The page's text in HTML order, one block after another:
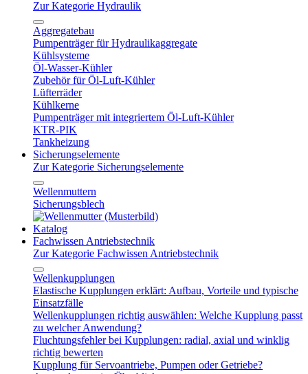
Zur Kategorie Hydraulik
Aggregatebau
Pumpenträger für Hydraulikaggregate
Kühlsysteme
Öl-Wasser-Kühler
Zubehör für Öl-Luft-Kühler
Lüfterräder
Kühlkerne
Pumpenträger mit integriertem Öl-Luft-Kühler
KTR-PIK
Tankheizung
Sicherungselemente
Zur Kategorie Sicherungselemente
Wellenmuttern
Sicherungsblech
Katalog
Fachwissen Antriebstechnik
Zur Kategorie Fachwissen Antriebstechnik
Wellenkupplungen
Elastische Kupplungen erklärt: Aufbau, Vorteile und typische
Einsatzfälle
Wellenkupplungen richtig auswählen: Welche Kupplung passt
zu welcher Anwendung?
Fluchtungsfehler bei Kupplungen: radial, axial und winklig
richtig bewerten
Kupplung für Servoantriebe, Pumpen oder Getriebe?